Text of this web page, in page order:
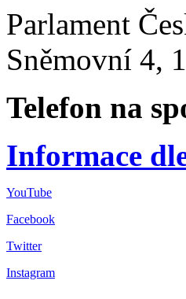
Parlament
Sněmovní 4,
Telefon na
Informace
YouTube
Facebook
Twitter
Instagram